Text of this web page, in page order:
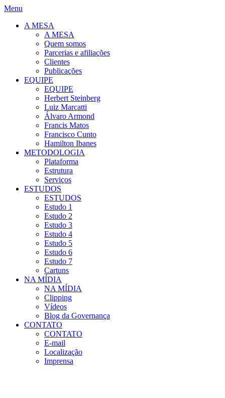
Menu
A MESA
A MESA
Quem somos
Parcerias e afiliações
Clientes
Publicações
EQUIPE
EQUIPE
Herbert Steinberg
Luiz Marcatti
Álvaro Armond
Francis Matos
Francisco Cunto
Hamilton Ibanes
METODOLOGIA
Plataforma
Estrutura
Serviços
ESTUDOS
ESTUDOS
Estudo 1
Estudo 2
Estudo 3
Estudo 4
Estudo 5
Estudo 6
Estudo 7
Cartuns
NA MÍDIA
NA MÍDIA
Clipping
Vídeos
Blog da Governança
CONTATO
CONTATO
E-mail
Localização
Imprensa